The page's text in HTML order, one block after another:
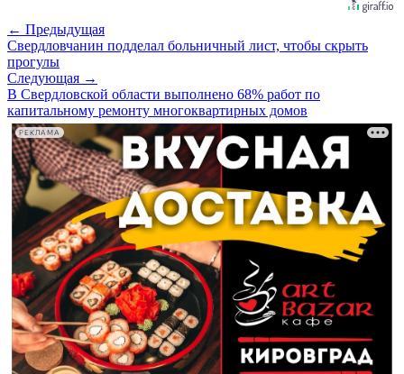
← Предыдущая
Свердловчанин подделал больничный лист, чтобы скрыть
прогулы
Следующая →
В Свердловской области выполнено 68% работ по
капитальному ремонту многоквартирных домов
РЕКЛАМА